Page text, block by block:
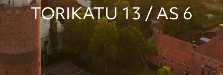
TORIKATU 13 / AS 6